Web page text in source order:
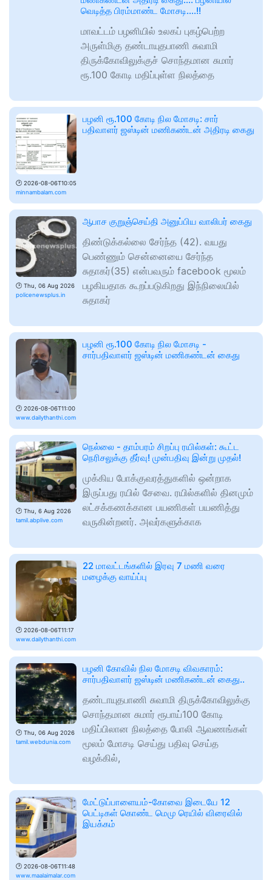
வெடித்த பிரம்மாண்ட மோசடி….!!
மாவட்டம் பழனியில் உலகப் புகழ்பெற்ற
அருள்மிகு தண்டாயுதபாணி சுவாமி
திருக்கோவிலுக்குச் சொந்தமான சுமார்
ரூ.100 கோடி மதிப்புள்ள நிலத்தை
🕑 2026-08-06T10:05
minnambalam.com
பழனி ரூ.100 கோடி நில மோசடி: சார்
பதிவாளர் ஜஸ்டின் மணிகண்டன் அதிரடி கைது
🕑 Thu, 06 Aug 2026
policenewsplus.in
ஆபாச குறுஞ்செய்தி அனுப்பிய வாலிபர் கைது
திண்டுக்கல்லை சேர்ந்த (42). வயது
பெண்ணும் சென்னையை சேர்ந்த
சுதாகர்(35) என்பவரும் facebook மூலம்
பழகியதாக கூறப்படுகிறது இந்நிலையில்
சுதாகர்
🕑 2026-08-06T11:00
www.dailythanthi.com
பழனி ரூ.100 கோடி நில மோசடி -
சார்பதிவாளர் ஜஸ்டின் மணிகண்டன் கைது
🕑 Thu, 6 Aug 2026
tamil.abplive.com
நெல்லை - தாம்பரம் சிறப்பு ரயில்கள்: கூட்ட
நெரிசலுக்கு தீர்வு! முன்பதிவு இன்று முதல்!
முக்கிய போக்குவரத்துகளில் ஒன்றாக
இருப்பது ரயில் சேவை. ரயில்களில் தினமும்
லட்சக்கணக்கான பயணிகள் பயணித்து
வருகின்றனர். அவர்களுக்காக
🕑 2026-08-06T11:17
www.dailythanthi.com
22 மாவட்டங்களில் இரவு 7 மணி வரை
மழைக்கு வாய்ப்பு
🕑 Thu, 06 Aug 2026
tamil.webdunia.com
பழனி கோவில் நில மோசடி விவகாரம்:
சார்பதிவாளர் ஜஸ்டின் மணிகண்டன் கைது..
தண்டாயுதபாணி சுவாமி திருக்கோவிலுக்கு
சொந்தமான சுமார் ரூபாய்100 கோடி
மதிப்பிலான நிலத்தை போலி ஆவணங்கள்
மூலம் மோசடி செய்து பதிவு செய்த
வழக்கில்,
🕑 2026-08-06T11:48
www.maalaimalar.com
மேட்டுப்பாளையம்-கோவை இடையே 12
பெட்டிகள் கொண்ட மெமு ரெயில் விரைவில்
இயக்கம்